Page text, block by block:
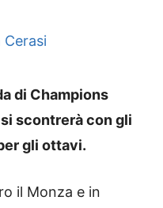
Cerasi
di Champions
si scontrerà con gli
gli ottavi.
il Monza e in